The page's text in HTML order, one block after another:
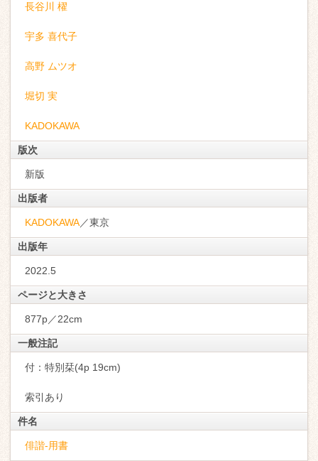
長谷川 櫂
宇多 喜代子
高野 ムツオ
堀切 実
KADOKAWA
版次
新版
出版者
KADOKAWA／東京
出版年
2022.5
ページと大きさ
877p／22cm
一般注記
付：特別栞(4p 19cm)
索引あり
件名
俳諧-用書